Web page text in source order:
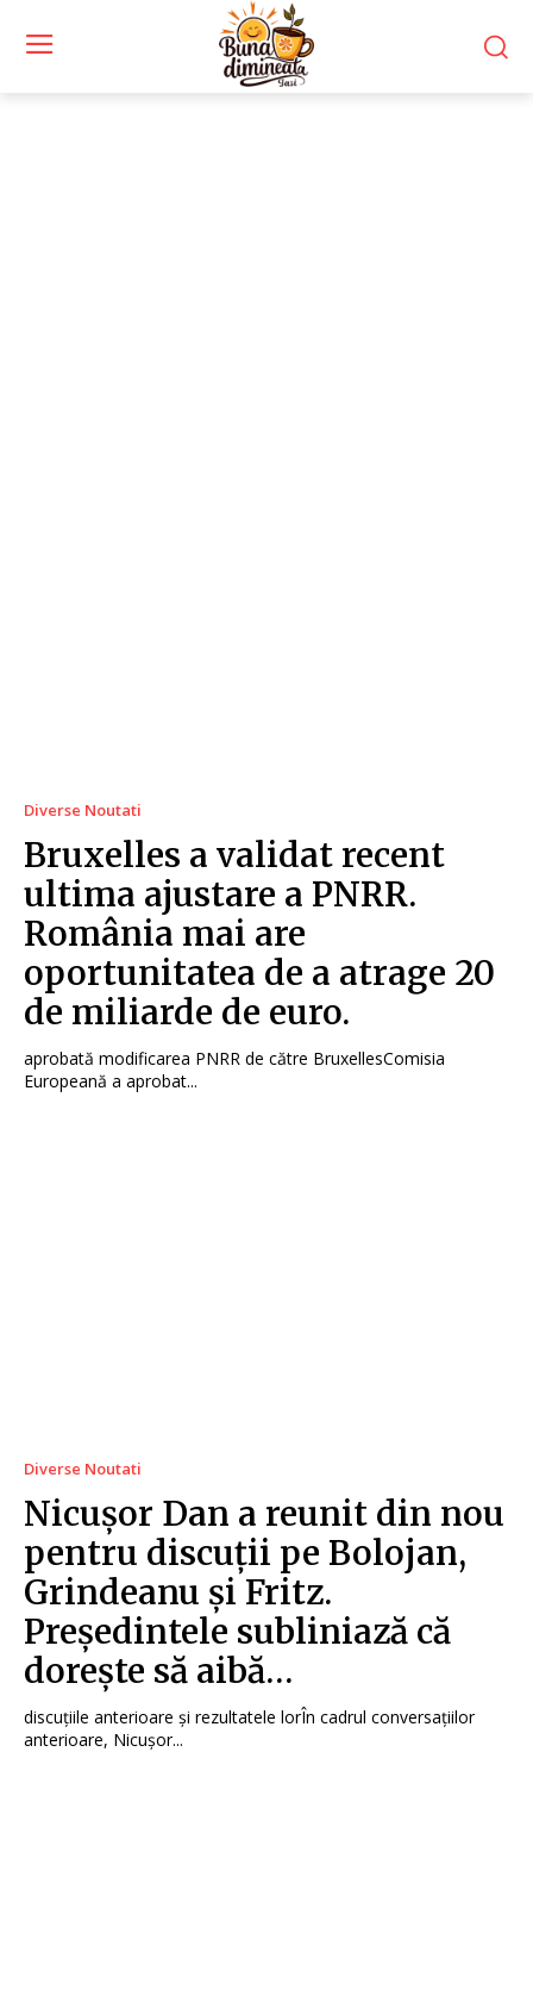
Diverse Noutati
Bruxelles a validat recent
ultima ajustare a PNRR.
România mai are
oportunitatea de a atrage 20
de miliarde de euro.
aprobată modificarea PNRR de către BruxellesComisia
Europeană a aprobat...
Diverse Noutati
Nicușor Dan a reunit din nou
pentru discuții pe Bolojan,
Grindeanu și Fritz.
Președintele subliniază că
dorește să aibă…
discuțiile anterioare și rezultatele lorÎn cadrul conversațiilor
anterioare, Nicușor...